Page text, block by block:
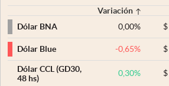
Variación
Dólar BNA
0,00% $
Dólar Blue -0,65% $
Dólar CCL (GD30,
48 hs)
0,30% $